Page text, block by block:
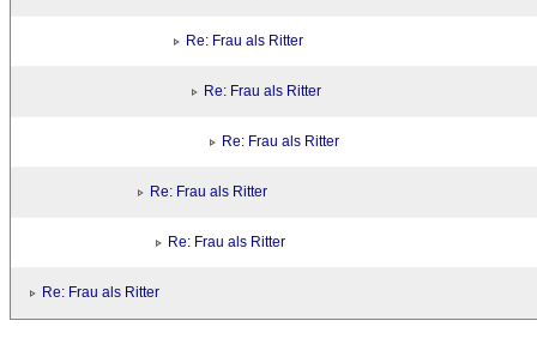
Re: Frau als Ritter
Re: Frau als Ritter
Re: Frau als Ritter
Re: Frau als Ritter
Re: Frau als Ritter
Re: Frau als Ritter